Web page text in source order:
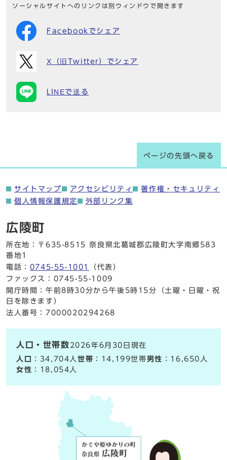
ソーシャルサイトへのリンクは別ウィンドウで開きます
Facebookでシェア
X（旧Twitter）でシェア
LINEで送る
ページの先頭へ戻る
サイトマップ アクセシビリティ
著作権・セキュリティ
個人情報保護規定
外部リンク集
広陵町
所在地：〒635-8515 奈良県北葛城郡広陵町大字南郷583
番地1
電話： 0745-55-1001
（代表）
ファックス：0745-55-1009
開庁時間：午前8時30分から午後5時15分（土曜・日曜・祝
日を除きます）
法人番号：7000020294268
人口・世帯数 2026年6月30日現在
人口
：34,704人世帯 ：14,199世帯男性 ：16,650人
女性 ：18,054人